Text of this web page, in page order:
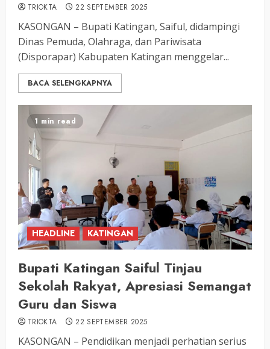
TRIOKTA 22 SEPTEMBER 2025
KASONGAN – Bupati Katingan, Saiful, didampingi
Dinas Pemuda, Olahraga, dan Pariwisata
(Disporapar) Kabupaten Katingan menggelar...
BACA SELENGKAPNYA
1 min read
HEADLINE KATINGAN
Bupati Katingan Saiful Tinjau
Sekolah Rakyat, Apresiasi Semangat
Guru dan Siswa
TRIOKTA 22 SEPTEMBER 2025
KASONGAN – Pendidikan menjadi perhatian serius